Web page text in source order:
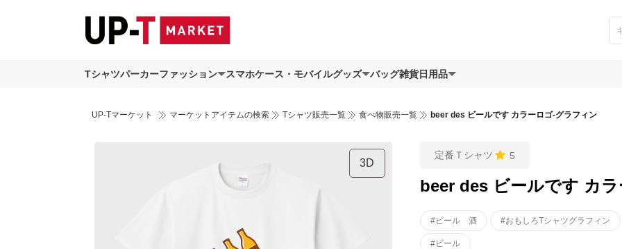
Tシャツパーカーファッション スマホケース・モバイルグッズ バッグ雑貨日用品
UP-Tマーケット マーケットアイテムの検索 Tシャツ販売一覧 食べ物販売一覧 beer des ビールです カラーロゴ-グラフィン
3D
定番Ｔシャツ 5
beer des ビールです カ
#ビール 酒 #おもしろTシャツグラフィン
#ビール